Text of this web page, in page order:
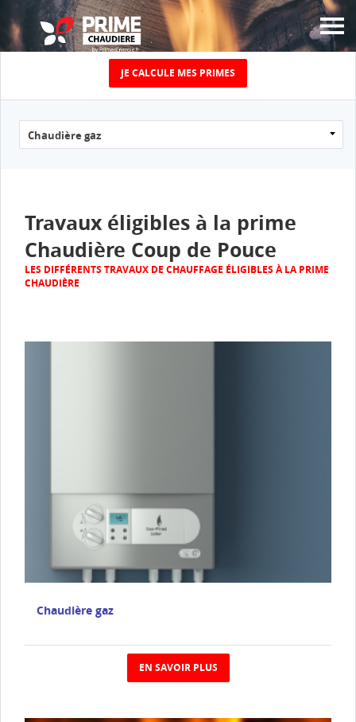
JUSQU’À 5000€ DE
PRIME
REMPLACEMENT DE
VOTRE VIEILLE
JE CALCULE MES PRIMES
Travaux éligibles à la prime
Chaudière Coup de Pouce
LES DIFFÉRENTS TRAVAUX DE CHAUFFAGE ÉLIGIBLES À LA PRIME
CHAUDIÈRE
Chaudière gaz
EN SAVOIR PLUS